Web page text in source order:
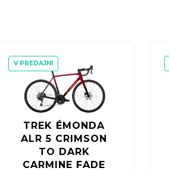
V PREDAJNI
TREK ÉMONDA
ALR 5 CRIMSON
TO DARK
CARMINE FADE